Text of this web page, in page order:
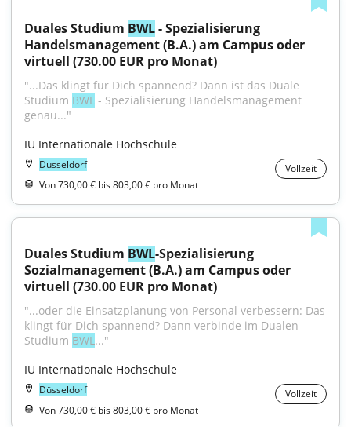
Duales Studium BWL - Spezialisierung
Handelsmanagement (B.A.) am Campus oder
virtuell (730.00 EUR pro Monat)
"...Das klingt für Dich spannend? Dann ist das Duale
Studium BWL - Spezialisierung Handelsmanagement
genau..."
IU Internationale Hochschule
Düsseldorf
Vollzeit
Von 730,00 € bis 803,00 € pro Monat
Duales Studium BWL-Spezialisierung
Sozialmanagement (B.A.) am Campus oder
virtuell (730.00 EUR pro Monat)
"...oder die Einsatzplanung von Personal verbessern: Das
klingt für Dich spannend? Dann verbinde im Dualen
Studium BWL..."
IU Internationale Hochschule
Düsseldorf
Vollzeit
Von 730,00 € bis 803,00 € pro Monat